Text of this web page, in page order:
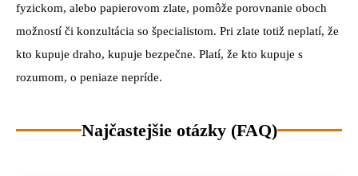
fyzickom, alebo papierovom zlate, pomôže porovnanie oboch
možností či konzultácia so špecialistom. Pri zlate totiž neplatí, že
kto kupuje draho, kupuje bezpečne. Platí, že kto kupuje s
rozumom, o peniaze nepríde.
Najčastejšie otázky (FAQ)